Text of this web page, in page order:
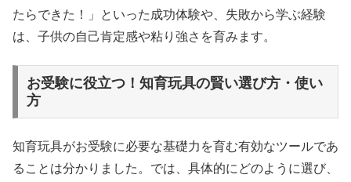
たらできた！」といった成功体験や、失敗から学ぶ経験
は、子供の自己肯定感や粘り強さを育みます。
お受験に役立つ！知育玩具の賢い選び方・使い
方
知育玩具がお受験に必要な基礎力を育む有効なツールであ
ることは分かりました。では、具体的にどのように選び、